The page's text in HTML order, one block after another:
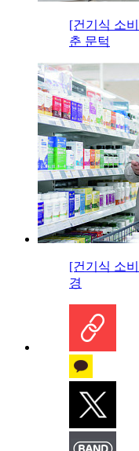
[건기식 소
춘 문턱
[건기식 소
경